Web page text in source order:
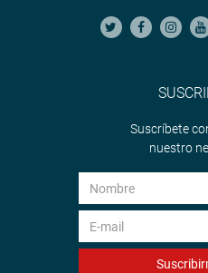
Suscríbete
nuestro